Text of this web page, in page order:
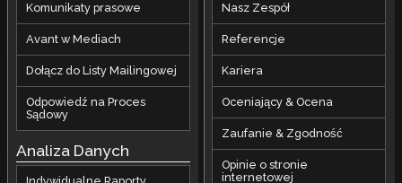
Komunikaty prasowe
Avant w Mediach
Dołącz do Listy Mailingowej
Odpowiedź na Proces
Sądowy
Analiza Danych
Nasz Zespół
Referencje
Kariera
Oceniający & Ocena
Zaufanie & Zgodność
Opinie o stronie
internetowej